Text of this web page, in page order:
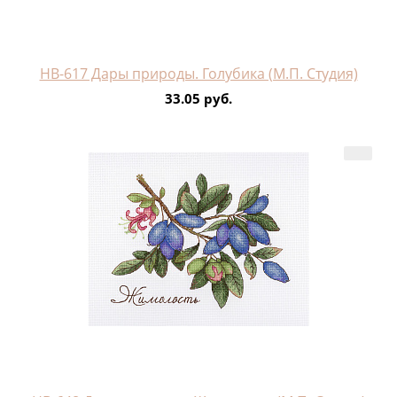
НВ-617 Дары природы. Голубика (М.П. Студия)
33.05 руб.